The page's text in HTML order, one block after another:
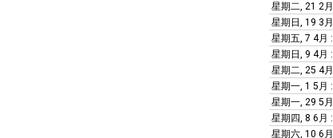
星期二, 21 2月
星期日, 19 3月
星期五, 7 4月 :
星期日, 9 4月 :
星期二, 25 4月
星期一, 1 5月 :
星期一, 29 5月
星期四, 8 6月 :
星期六, 10 6月